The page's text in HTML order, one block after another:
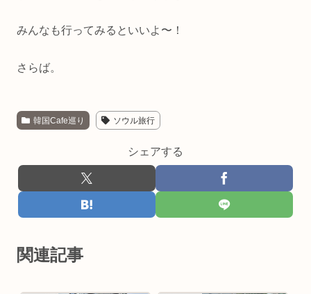
みんなも行ってみるといいよ〜！
さらば。
韓国Cafe巡り ソウル旅行
シェアする
関連記事